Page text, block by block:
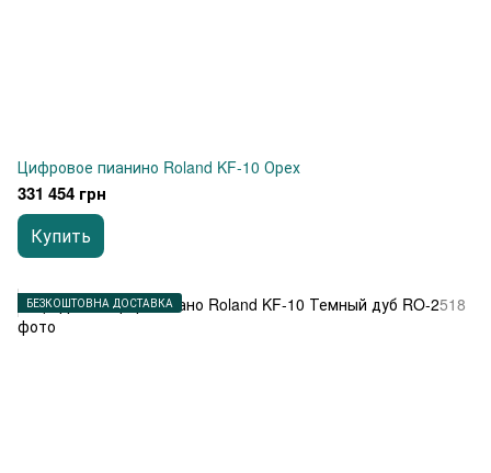
Цифровое пианино Roland KF-10 Орех
331 454 грн
Купить
БЕЗКОШТОВНА ДОСТАВКА